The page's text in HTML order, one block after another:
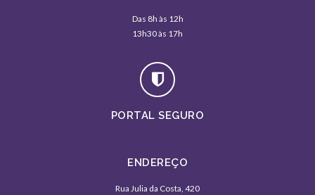
Das 8h às 12h
13h30 às 17h
PORTAL SEGURO
ENDEREÇO
Rua Julia da Costa, 420